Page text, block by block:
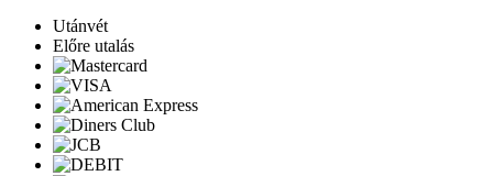
Utánvét
Előre utalás